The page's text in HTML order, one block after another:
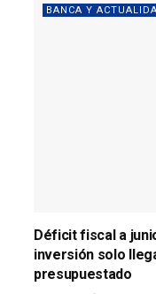
BANCA Y
Déficit fiscal a
inversión solo
presupuestado